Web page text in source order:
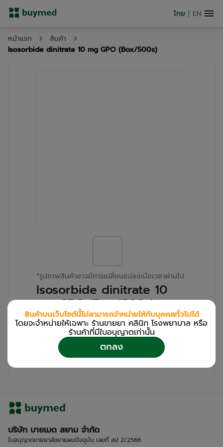
ไทย | EN
หน้าแรก
สินค้า
Isosorbide dinitrate 10 mg GPO (Box/500s)
*รูปภาพสินค้าอาจมีการเปลี่ยนแปลงเมื่อเวลาผ่านไป
Isosorbide dinitrate 10
mg GPO (Box/500s)
สำหรับลูกค้าเฉพาะร้านขายยา คลินิก และโรง
เข้าสู่ระบบ
ลงทะเบียน
เพื่อดูรายละเอียดเพิ่มเติม
บริษัท บายเมด สยาม จำกัด
ใบอนุญาตขายยาส่งยาแผนปัจจุบัน เลขที่ สป 2/2566
สินค้าบนเว็บไซต์นี้ไม่สามารถจำหน่ายให้กับบุคคลทั่วไปได้
โดยจะจำหน่ายให้เฉพาะ ร้านขายยา คลินิก โรงพยาบาล หรือ
ร้านค้าที่มีใบอนุญาตเท่านััน
ตกลง